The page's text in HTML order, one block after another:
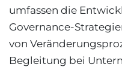
umfassen die
Governance-
von
Begleitung bei